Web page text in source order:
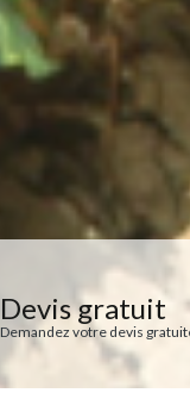
Devis gratuit
Demandez votre devis